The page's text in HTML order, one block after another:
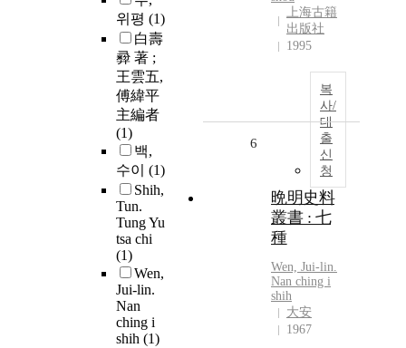
위평 (1)
白壽
彛 著 ;
王雲五,
傅緯平
主編者
(1)
백,
수이 (1)
Shih,
Tun.
Tung Yu
tsa chi
(1)
Wen,
Jui-lin.
Nan
ching i
shih (1)
上海古籍
出版社
1995
복
사/
대
출
신
청
6
晩明史料
叢書 : 七
種
Wen, Jui-lin.
Nan ching i
shih
大安
1967